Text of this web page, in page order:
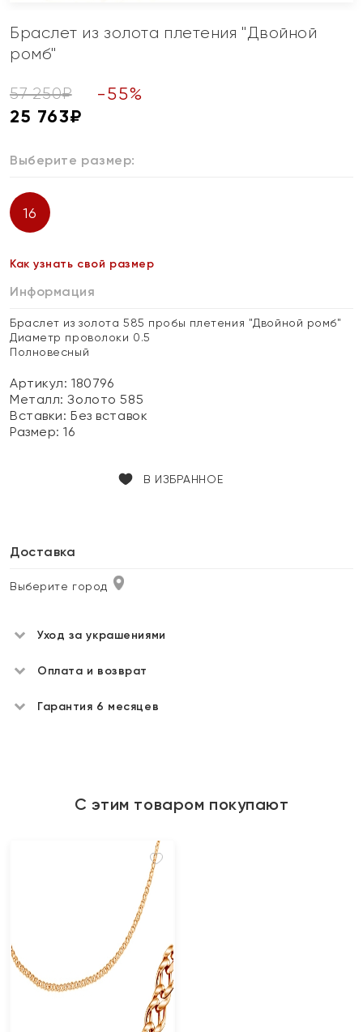
Браслет из золота плетения "Двойной
ромб"
57 250₽ -55%
25 763₽
Выберите размер:
16
Как узнать свой размер
Информация
Браслет из золота 585 пробы плетения "Двойной ромб"
Диаметр проволоки 0.5
Полновесный
Артикул: 180796
Металл:Золото 585
Вставки:Без вставок
Размер:16
В ИЗБРАННОЕ
Доставка
Выберите город
Уход за украшениями
Оплата и возврат
Гарантия 6 месяцев
С этим товаром покупают